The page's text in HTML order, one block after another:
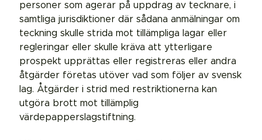
personer som agerar på uppdrag av tecknare, i
samtliga jurisdiktioner där sådana anmälningar om
teckning skulle strida mot tillämpliga lagar eller
regleringar eller skulle kräva att ytterligare
prospekt upprättas eller registreras eller andra
åtgärder företas utöver vad som följer av svensk
lag. Åtgärder i strid med restriktionerna kan
utgöra brott mot tillämplig
värdepapperslagstiftning.